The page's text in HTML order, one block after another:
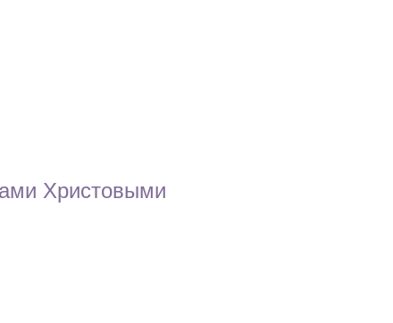
Христовыми